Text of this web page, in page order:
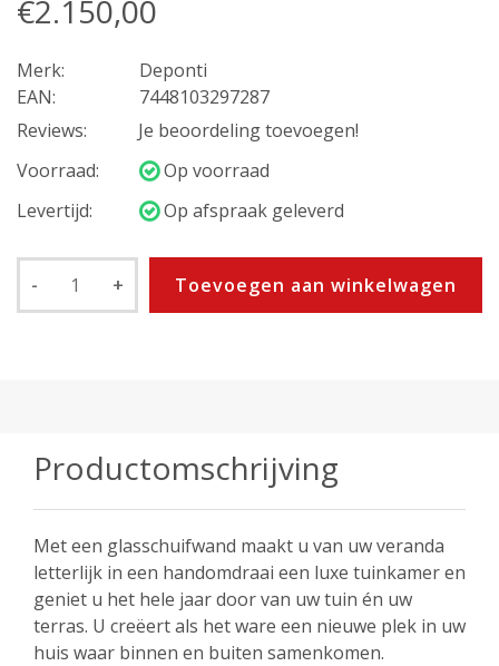
€2.150,00
Merk:
Deponti
EAN:
7448103297287
Reviews:
Je beoordeling toevoegen!
Voorraad:
Op voorraad
Levertijd:
Op afspraak geleverd
- + Toevoegen aan winkelwagen
Productomschrijving
Met een glasschuifwand maakt u van uw veranda
letterlijk in een handomdraai een luxe tuinkamer en
geniet u het hele jaar door van uw tuin én uw
terras. U creëert als het ware een nieuwe plek in uw
huis waar binnen en buiten samenkomen.